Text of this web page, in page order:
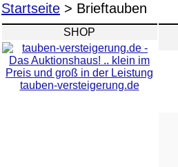
Startseite > Brieftauben
SHOP
tauben-versteigerung.de